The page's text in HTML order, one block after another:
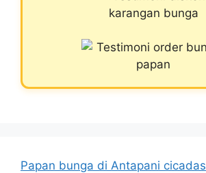
Papan bunga di Antapani cicadas